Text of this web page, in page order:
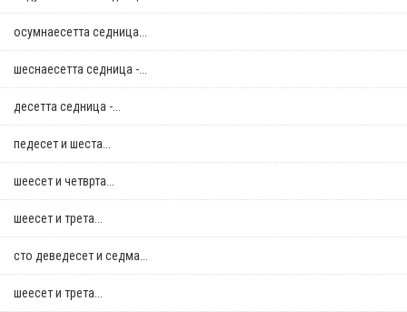
осумнaесетта седница...
шеснаесетта седница -...
десетта седница -...
педесет и шеста...
шеесет и четврта...
шеесет и трета...
сто деведесет и седма...
шеесет и трета...